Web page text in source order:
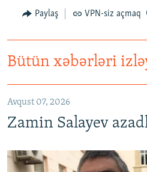
Paylaş VPN-siz açmaq
Bütün xəbərləri
Avqust 07, 2026
Zamin Salayev